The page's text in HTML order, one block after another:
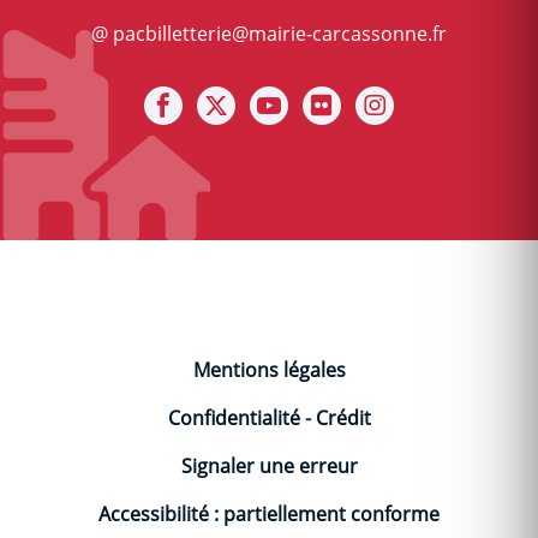
@ pacbilletterie@mairie-carcassonne.fr
Notre facebook
Notre X (ex Twitter)
Notre Chaine youtube
Notre photothèque
Mentions légales
Confidentialité-Crédit
Signaler une erreur
Accessibilité : partiellement conforme